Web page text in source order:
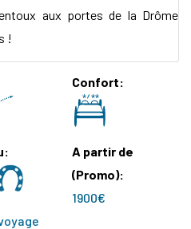
aux portes de la Drôme
!
Confort
A partir de
(Promo)
1900€